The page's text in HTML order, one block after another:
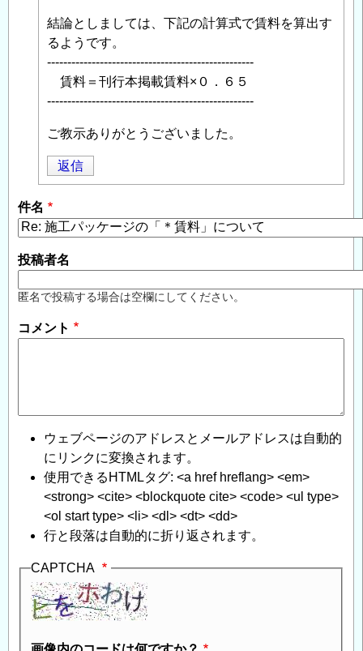
パ
ッ
「＊
賃
料」
つ
い
て
」
へ
の
信
結論としましては、下記の計算式で賃料を算出す
るようです。
---------------------------------------------------
賃料＝刊行本掲載賃料×０．６５
---------------------------------------------------
ご教示ありがとうございました。
返信
件名
投稿者名
匿名で投稿する場合は空欄にしてください。
コメント
ウェブページのアドレスとメールアドレスは自動的
にリンクに変換されます。
使用できるHTMLタグ: <a href hreflang> <em>
<strong> <cite> <blockquote cite> <code> <ul type>
<ol start type> <li> <dl> <dt> <dd>
行と段落は自動的に折り返されます。
CAPTCHA